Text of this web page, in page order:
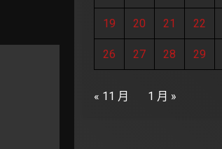
19 20 21 22
26 27 28 29
« 11 月 1 月 »